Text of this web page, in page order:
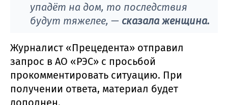
упадёт на дом, то последствия
будут тяжелее, — сказала женщина.
Журналист «Прецедента» отправил
запрос в АО «РЭС» с просьбой
прокомментировать ситуацию. При
получении ответа, материал будет
дополнен.